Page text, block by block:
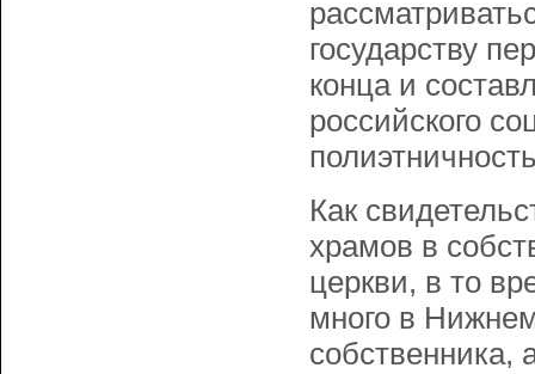
государству
конца и
российского
Как
храмов в
церкви, в то
много в
собственника,